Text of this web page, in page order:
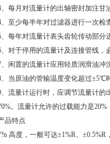
、每月对流量计的出轴密封加注甘
、至少每半年对过滤器进行一次
、每年对流量计表头齿轮传动部分
、对于停用的流量计及连接管线
、闲置的流量计应用轻质润滑油冲
、当原油的管输温度变化超过±5℃
、流量计运行时，应调节流量计
。流量计允许的过载能力是
品特点
高度，一般可达±1%R、